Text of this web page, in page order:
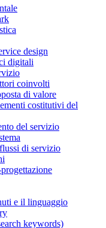
design
digitali
coinvolti
di valore
costitutivi del
del servizio
di servizio
e il linguaggio
keywords)